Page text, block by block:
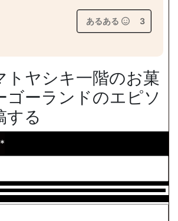
あるある 3
トヤシキ一階のお菓
ゴーランドのエピソ
する
*